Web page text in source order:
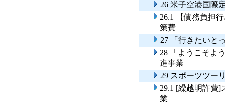
26 米子空港国際
26.1 【債務負担
策費
27 「行きたいと
28 「ようこそよ
進事業
29 スポーツツー
29.1 [繰越明許費]
業